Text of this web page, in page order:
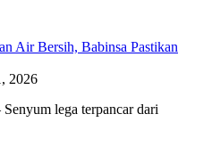
Air Bersih, Babinsa Pastikan
2026
lega terpancar dari